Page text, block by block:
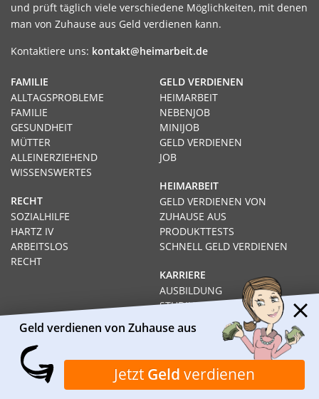
und prüft täglich viele verschiedene Möglichkeiten, mit denen
man von Zuhause aus Geld verdienen kann.
Kontaktiere uns: kontakt@heimarbeit.de
GELD VERDIENEN
HEIMARBEIT
NEBENJOB
MINIJOB
GELD VERDIENEN
JOB
HEIMARBEIT
GELD VERDIENEN VON
ZUHAUSE AUS
PRODUKTTESTS
SCHNELL GELD VERDIENEN
KARRIERE
AUSBILDUNG
STUDIUM
FERNSTUDIUM
GEHÄLTER
FAMILIE
ALLTAGSPROBLEME
FAMILIE
GESUNDHEIT
MÜTTER
ALLEINERZIEHEND
WISSENSWERTES
RECHT
SOZIALHILFE
HARTZ IV
ARBEITSLOS
RECHT
Impressum Datenschutz Kontakt
Über Heimarbeit.de
© 2026I❶I Heimarbeit.de
Geld verdienen von Zuhause aus
Jetzt Geld verdienen